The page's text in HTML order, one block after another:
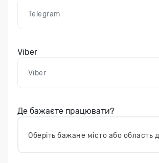
Viber
Де бажаєте працювати?